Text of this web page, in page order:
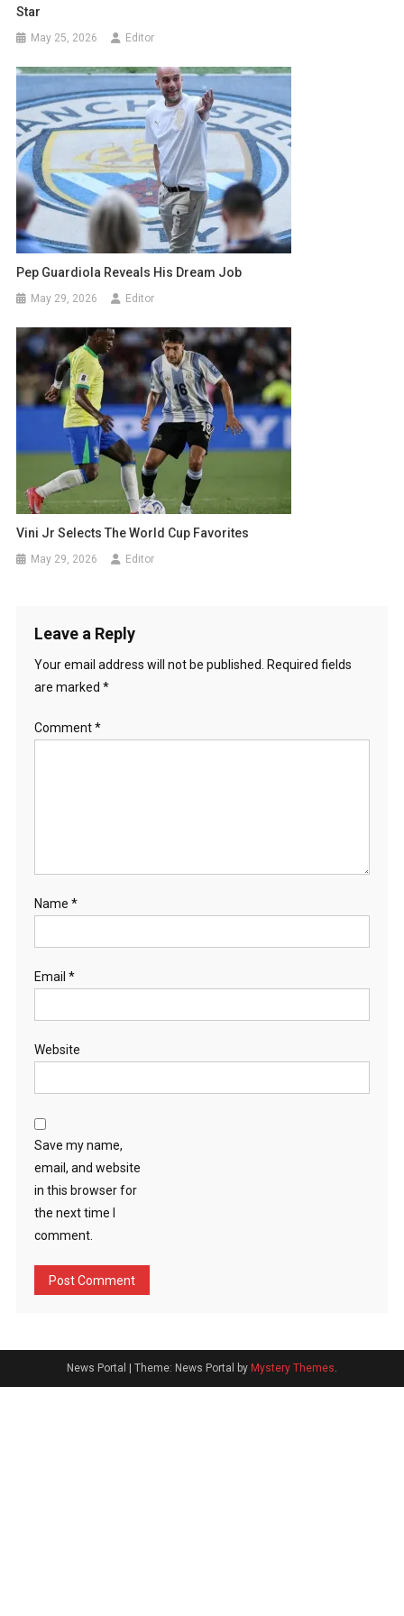
Star
May 25, 2026 Editor
Pep Guardiola Reveals His Dream Job
May 29, 2026 Editor
Vini Jr Selects The World Cup Favorites
May 29, 2026 Editor
Leave a Reply
Your email address will not be published.
Required fields
are marked *
Comment*
Name *
Email *
Website
Save my name,
email, and website
in this browser for
the next time I
comment.
News Portal Theme: News Portal by Mystery Themes.